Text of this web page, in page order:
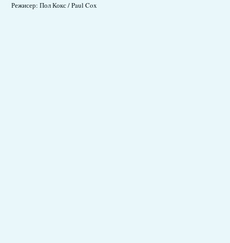
Режисер: Пол Кокс / Paul Cox